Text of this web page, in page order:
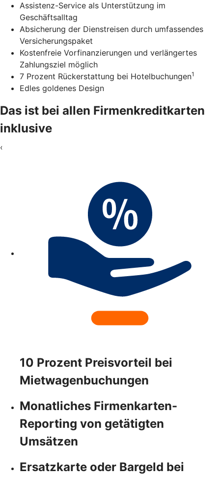
Assistenz-Service als Unterstützung im
Geschäftsalltag
Absicherung der Dienstreisen durch umfassendes
Versicherungspaket
Kostenfreie Vorfinanzierungen und verlängertes
Zahlungsziel möglich
7 Prozent Rückerstattung bei Hotelbuchungen1
Edles goldenes Design
Das ist bei allen Firmenkreditkarten
inklusive
‹
10 Prozent Preisvorteil bei
Mietwagenbuchungen
Monatliches Firmenkarten-
Reporting von getätigten
Umsätzen
Ersatzkarte oder Bargeld bei